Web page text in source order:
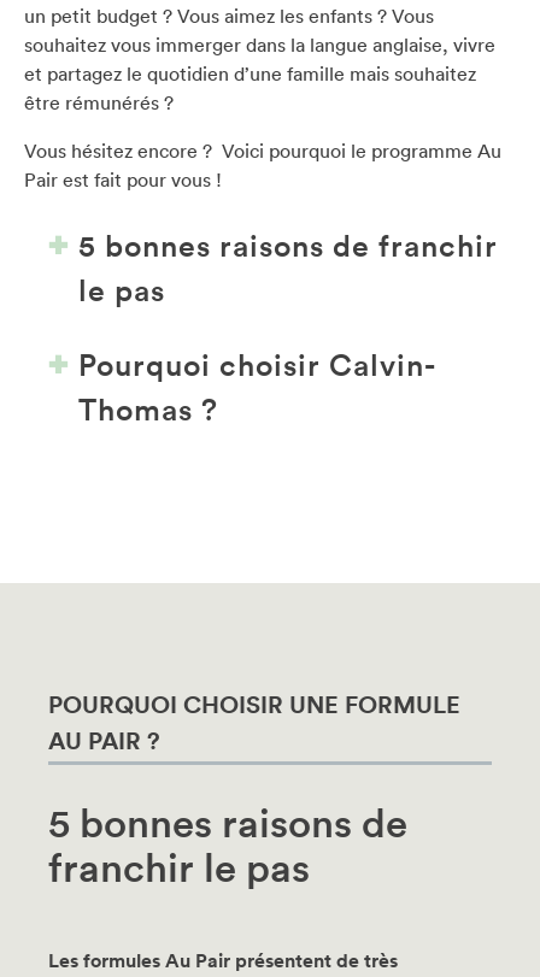
un petit budget ? Vous aimez les enfants ? Vous
souhaitez vous immerger dans la langue anglaise, vivre
et partagez le quotidien d’une famille mais souhaitez
être rémunérés ?
Vous hésitez encore ? Voici pourquoi le programme Au
Pair est fait pour vous !
5 bonnes raisons de franchir
le pas
Pourquoi choisir Calvin-
Thomas ?
POURQUOI CHOISIR UNE FORMULE
AU PAIR ?
5 bonnes raisons de
franchir le pas
Les formules Au Pair présentent de très